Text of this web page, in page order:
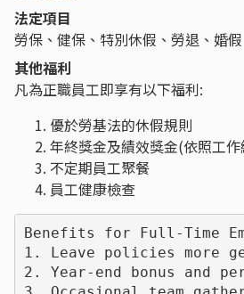
法定項目
勞保、健保、特別休假、勞退、婚假
其他福利
凡為正職員工即享有以下福利:
優於勞基法的休假規則
年終獎金及績效獎金(依照工
不定期員工聚餐
員工健康檢查
Benefits for Full-Time
1. Leave policies more
2. Year-end bonus and